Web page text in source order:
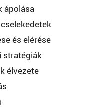
ápolása
és elérése
stratégiák
élvezete